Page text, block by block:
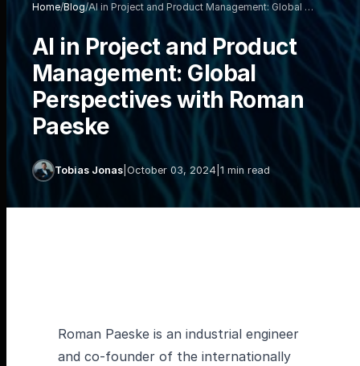
Home/Blog/AI in Project and Product Management: Global …
AI in Project and Product
Management: Global
Perspectives with Roman
Paeske
Tobias Jonas October 03, 2024 1 min read
Roman Paeske is an industrial engineer
and co-founder of the internationally